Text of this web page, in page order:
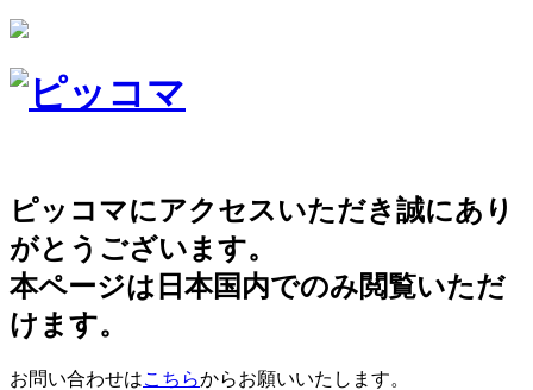
ピッコマにアクセスいただき誠にあり
がとうございます。
本ページは日本国内でのみ閲覧いただ
けます。
お問い合わせはこちらからお願いいたします。